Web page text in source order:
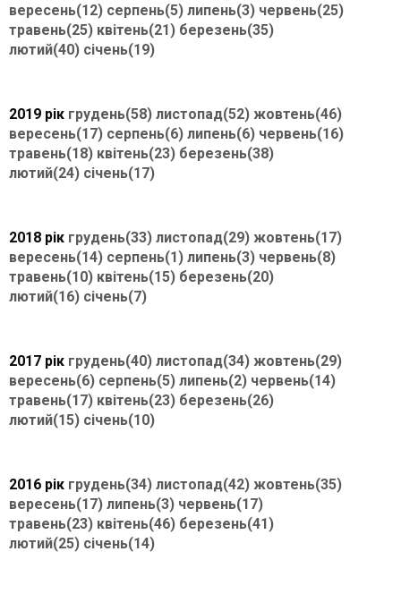
вересень(12) серпень(5) липень(3) червень(25)
травень(25) квітень(21) березень(35)
лютий(40) січень(19)
2019 рік грудень(58) листопад(52) жовтень(46)
вересень(17) серпень(6) липень(6) червень(16)
травень(18) квітень(23) березень(38)
лютий(24) січень(17)
2018 рік грудень(33) листопад(29) жовтень(17)
вересень(14) серпень(1) липень(3) червень(8)
травень(10) квітень(15) березень(20)
лютий(16) січень(7)
2017 рік грудень(40) листопад(34) жовтень(29)
вересень(6) серпень(5) липень(2) червень(14)
травень(17) квітень(23) березень(26)
лютий(15) січень(10)
2016 рік грудень(34) листопад(42) жовтень(35)
вересень(17) липень(3) червень(17)
травень(23) квітень(46) березень(41)
лютий(25) січень(14)